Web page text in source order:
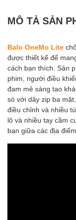
MÔ TẢ SẢN
Balo OneMo Lite
được thiết kế để
cách bạn thích. Sản
phim, người điều
đam mê sáng tạo
sò với dây zip ba
điều chỉnh và nhiều
lô và nhiều tay cầm
bạn giữa các địa điểm.